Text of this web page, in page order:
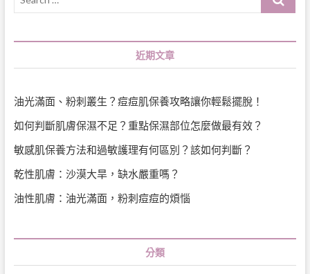
近期文章
油光滿面、粉刺叢生？痘痘肌保養攻略讓你輕鬆擺脫！
如何判斷肌膚保濕不足？重點保濕部位怎麼做最有效？
敏感肌保養方法和過敏護理有何區別？該如何判斷？
乾性肌膚：沙漠大旱，缺水嚴重嗎？
油性肌膚：油光滿面，粉刺痘痘的煩惱
分類